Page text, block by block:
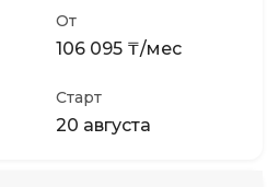
От
106 095 ₸/мес
Старт
20 августа